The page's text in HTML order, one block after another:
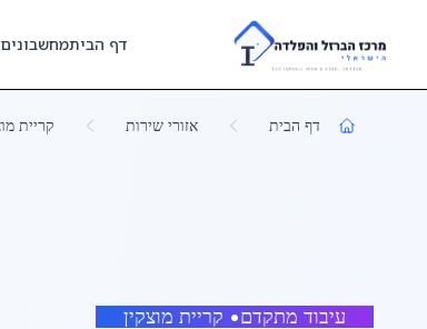
Skip to main content
דף הביתמחשבונים
דף הבית אזורי שירות קריית
עיבוד מתקדם• קריית מוצקין